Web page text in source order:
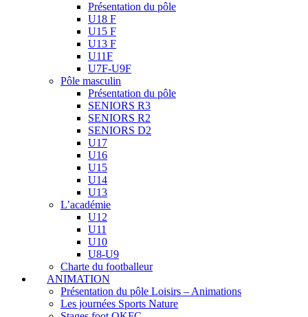
Présentation du pôle
U18 F
U15 F
U13 F
U11F
U7F-U9F
Pôle masculin
Présentation du pôle
SENIORS R3
SENIORS R2
SENIORS D2
U17
U16
U15
U14
U13
L’académie
U12
U11
U10
U8-U9
Charte du footballeur
ANIMATION
Présentation du pôle Loisirs – Animations
Les journées Sports Nature